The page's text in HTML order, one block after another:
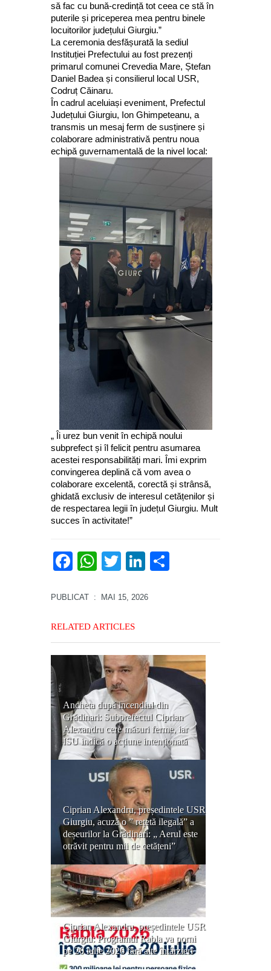
să fac cu bună-credință tot ceea ce stă în
puterile și priceperea mea pentru binele
locuitorilor județului Giurgiu.”
La ceremonia desfășurată la sediul
Instituției Prefectului au fost prezenți
primarul comunei Crevedia Mare, Ștefan
Daniel Badea și consilierul local USR,
Codruț Căinaru.
În cadrul aceluiași eveniment, Prefectul
Județului Giurgiu, Ion Ghimpeteanu, a
transmis un mesaj ferm de susținere și
colaborare administrativă pentru noua
echipă guvernamentală de la nivel local:
„ Îi urez bun venit în echipă noului
subprefect și îl felicit pentru asumarea
acestei responsabilități mari. Îmi exprim
convingerea deplină că vom avea o
colaborare excelentă, corectă și strânsă,
ghidată exclusiv de interesul cetățenilor și
de respectarea legii în județul Giurgiu. Mult
succes în activitate!”
Facebook
WhatsApp
TwitterLinkedIn
PUBLICAT : MAI 15, 2026
RELATED ARTICLES
Ancheta după incendiul din
Grădinari: Subprefectul Ciprian
Alexandru cere măsuri ferme, iar
ISU indică o acțiune intenționată
Ciprian Alexandru, președintele USR
Giurgiu, acuză o ” rețetă ilegală” a
deșeurilor la Grădinari: „ Aerul este
otrăvit pentru mii de cetățeni”
Ciprian Alexandru, președintele USR
Giurgiu: Programul Rabla va porni
pe 20 iulie 2026 fără alte întârzieri